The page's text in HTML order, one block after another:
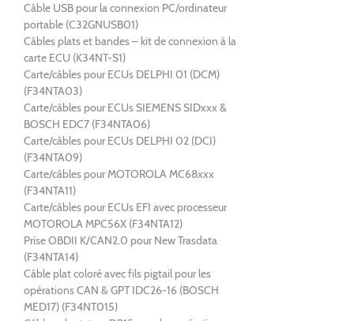
Câble USB pour la connexion PC/ordinateur
portable (C32GNUSB01)
Câbles plats et bandes – kit de connexion à la
carte ECU (K34NT-S1)
Carte/câbles pour ECUs DELPHI 01 (DCM)
(F34NTA03)
Carte/câbles pour ECUs SIEMENS SIDxxx &
BOSCH EDC7 (F34NTA06)
Carte/câbles pour ECUs DELPHI 02 (DCI)
(F34NTA09)
Carte/câbles pour MOTOROLA MC68xxx
(F34NTA11)
Carte/câbles pour ECUs EFI avec processeur
MOTOROLA MPC56X (F34NTA12)
Prise OBDII K/CAN2.0 pour New Trasdata
(F34NTA14)
Câble plat coloré avec fils pigtail pour les
opérations CAN & GPT IDC26-16 (BOSCH
MED17) (F34NT015)